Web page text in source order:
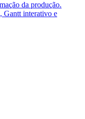
da produção.
Gantt interativo e